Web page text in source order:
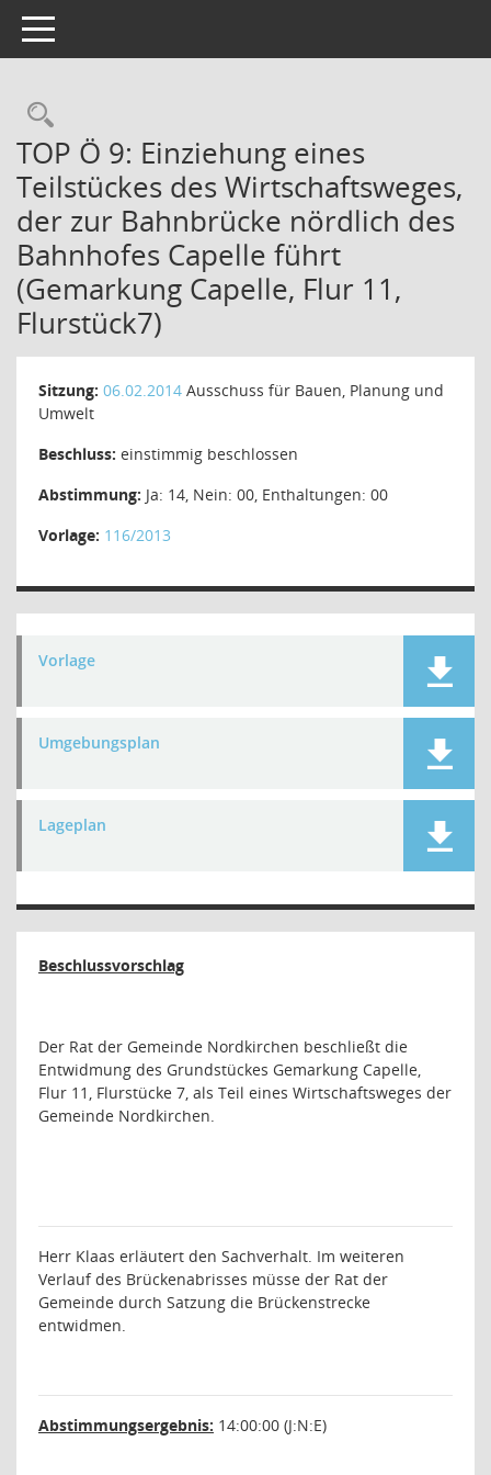
Toggle navigation
Rechercheauswahl
TOP Ö 9: Einziehung eines
Teilstückes des Wirtschaftsweges,
der zur Bahnbrücke nördlich des
Bahnhofes Capelle führt
(Gemarkung Capelle, Flur 11,
Flurstück7)
Sitzung: 06.02.2014 Ausschuss für Bauen, Planung und
Umwelt
Beschluss: einstimmig beschlossen
Abstimmung: Ja: 14, Nein: 00, Enthaltungen: 00
Vorlage: 116/2013
Vorlage
Umgebungsplan
Lageplan
Beschlussvorschlag
Der Rat der Gemeinde Nordkirchen beschließt die
Entwidmung des Grundstückes Gemarkung Capelle,
Flur 11, Flurstücke 7, als Teil eines Wirtschaftsweges der
Gemeinde Nordkirchen.
Herr Klaas erläutert den Sachverhalt. Im weiteren
Verlauf des Brückenabrisses müsse der Rat der
Gemeinde durch Satzung die Brückenstrecke
entwidmen.
Abstimmungsergebnis: 14:00:00 (J:N:E)